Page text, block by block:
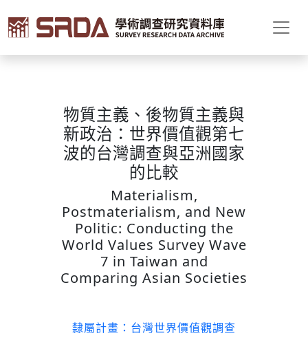
物質主義、後物質主義與
新政治：世界價值觀第七
波的台灣調查與亞洲國家
的比較
Materialism,
Postmaterialism, and New
Politic: Conducting the
World Values Survey Wave
7 in Taiwan and
Comparing Asian Societies
隸屬計畫：台灣世界價值觀調查